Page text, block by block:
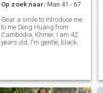
Op zoek naar: Man 41 - 67
Gear a smile to introduce me
to me Seng Huang from
Cambodia, Khmer, I am 42
years old, I'm gentle, black
I don't like kids, nor don'